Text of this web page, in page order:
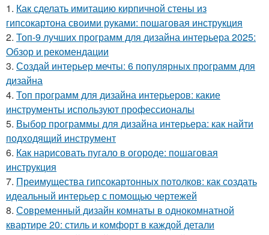
1. Как сделать имитацию кирпичной стены из
гипсокартона своими руками: пошаговая инструкция
2. Топ-9 лучших программ для дизайна интерьера 2025:
Обзор и рекомендации
3. Создай интерьер мечты: 6 популярных программ для
дизайна
4. Топ программ для дизайна интерьеров: какие
инструменты используют профессионалы
5. Выбор программы для дизайна интерьера: как найти
подходящий инструмент
6. Как нарисовать пугало в огороде: пошаговая
инструкция
7. Преимущества гипсокартонных потолков: как создать
идеальный интерьер с помощью чертежей
8. Современный дизайн комнаты в однокомнатной
квартире 20: стиль и комфорт в каждой детали